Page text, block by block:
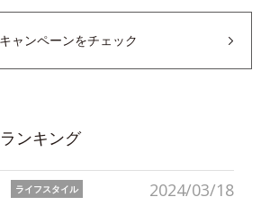
キャンペーンをチェック
ンキング
2024/03/18
ライフスタイル